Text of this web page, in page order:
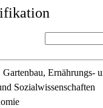
Ernährungs-
Sozialwissenschaften